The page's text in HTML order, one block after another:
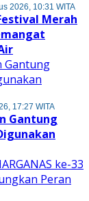
2026, 10:31 WITA
Merah
17:27 WITA
Gantung